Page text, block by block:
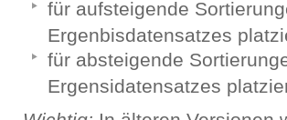
für aufsteigende
Ergenbisdatensatzes
für absteigende
Ergensidatensatzes